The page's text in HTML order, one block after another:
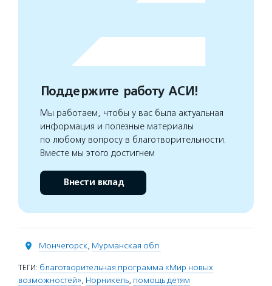
Поддержите работу АСИ!
Мы работаем, чтобы у вас была актуальная
информация и полезные материалы
по любому вопросу в благотворительности.
Вместе мы этого достигнем
Внести вклад
Мончегорск, Мурманская обл.
ТЕГИ: благотворительная программа «Мир новых
возможностей», Норникель, помощь детям